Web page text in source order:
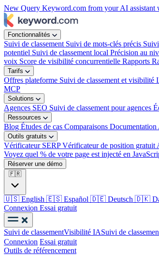
New Query Keyword.com from your AI assistant
Fonctionnalités
Suivi de classement Suivi de mots-clés précis
potentiel Suivi de classement local Précision au
voix Score de visibilité concurrentielle Rapports
Tarifs
Offres plateforme Suivi de classement et visibilité
MCP
Solutions
Agences SEO Suivi de classement pour agences
Ressources
Blog Études de cas Comparaisons Documentation
Outils gratuits
Vérificateur SERPVérificateur de position gratuit
Voyez quel % de votre page est injecté en
Réserver une démo
🇫🇷
🇺🇸 English 🇪🇸 Español 🇩🇪 Deutsch 🇩🇰
Connexion Essai gratuit
Suivi de classementVisibilité IASuivi de
Connexion Essai gratuit
Outils de référencement